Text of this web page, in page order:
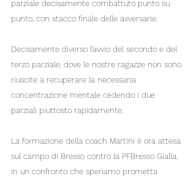
parziale decisamente combattuto punto su
punto, con stacco finale delle avversarie.
Decisamente diverso l’avvio del secondo e del
terzo parziale, dove le nostre ragazze non sono
riuscite a recuperare la necessaria
concentrazione mentale cedendo i due
parziali piuttosto rapidamente.
La formazione della coach Martini è ora attesa
sul campo di Bresso contro la PFBresso Gialla,
in un confronto che speriamo prometta